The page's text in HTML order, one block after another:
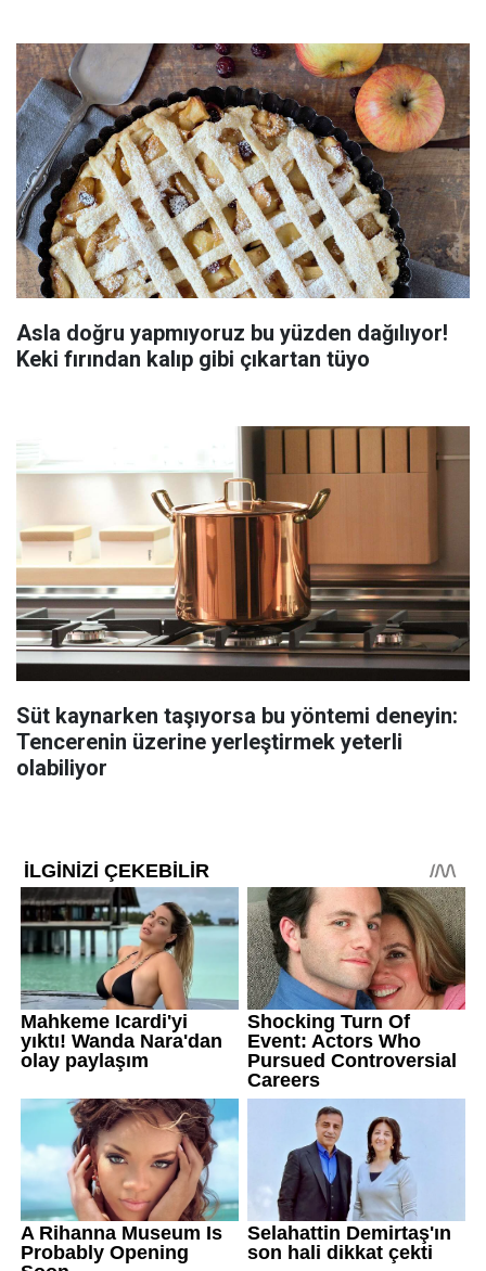
Asla doğru yapmıyoruz bu yüzden dağılıyor!
Keki fırından kalıp gibi çıkartan tüyo
Süt kaynarken taşıyorsa bu yöntemi deneyin:
Tencerenin üzerine yerleştirmek yeterli
olabiliyor